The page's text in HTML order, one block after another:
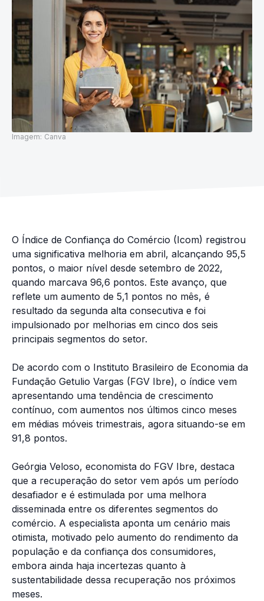
Imagem: Canva
O Índice de Confiança do Comércio (Icom) registrou
uma significativa melhoria em abril, alcançando 95,5
pontos, o maior nível desde setembro de 2022,
quando marcava 96,6 pontos. Este avanço, que
reflete um aumento de 5,1 pontos no mês, é
resultado da segunda alta consecutiva e foi
impulsionado por melhorias em cinco dos seis
principais segmentos do setor.
De acordo com o Instituto Brasileiro de Economia da
Fundação Getulio Vargas (FGV Ibre), o índice vem
apresentando uma tendência de crescimento
contínuo, com aumentos nos últimos cinco meses
em médias móveis trimestrais, agora situando-se em
91,8 pontos.
Geórgia Veloso, economista do FGV Ibre, destaca
que a recuperação do setor vem após um período
desafiador e é estimulada por uma melhora
disseminada entre os diferentes segmentos do
comércio. A especialista aponta um cenário mais
otimista, motivado pelo aumento do rendimento da
população e da confiança dos consumidores,
embora ainda haja incertezas quanto à
sustentabilidade dessa recuperação nos próximos
meses.